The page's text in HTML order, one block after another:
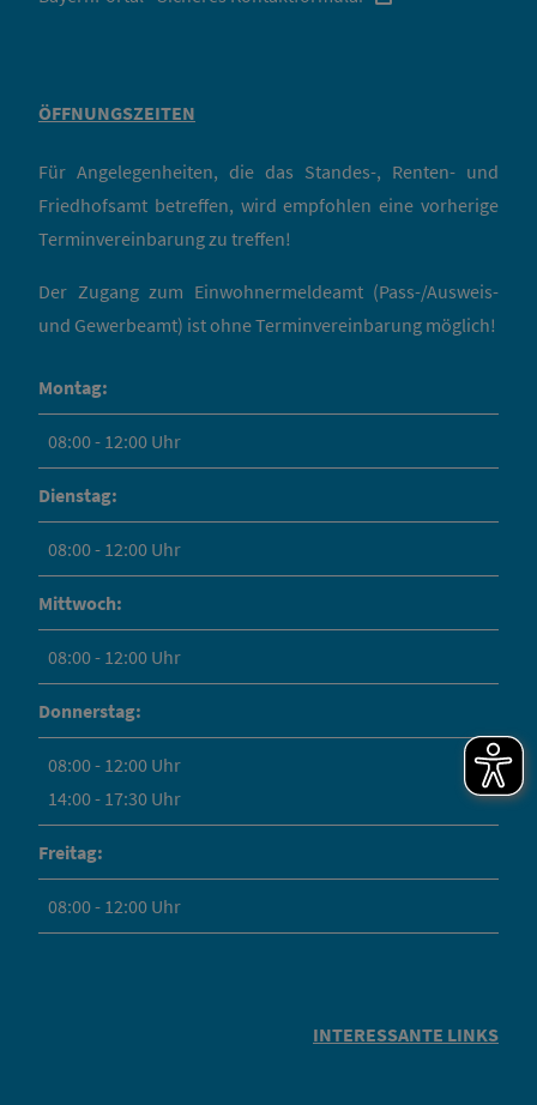
ÖFFNUNGSZEITEN
Für Angelegenheiten, die das Standes-, Renten- und
Friedhofsamt betreffen, wird empfohlen eine vorherige
Terminvereinbarung zu treffen!
Der Zugang zum Einwohnermeldeamt (Pass-/Ausweis-
und Gewerbeamt) ist ohne Terminvereinbarung möglich!
Montag:
08:00 - 12:00 Uhr
Dienstag:
08:00 - 12:00 Uhr
Mittwoch:
08:00 - 12:00 Uhr
Donnerstag:
08:00 - 12:00 Uhr
14:00 - 17:30 Uhr
Freitag:
08:00 - 12:00 Uhr
INTERESSANTE LINKS